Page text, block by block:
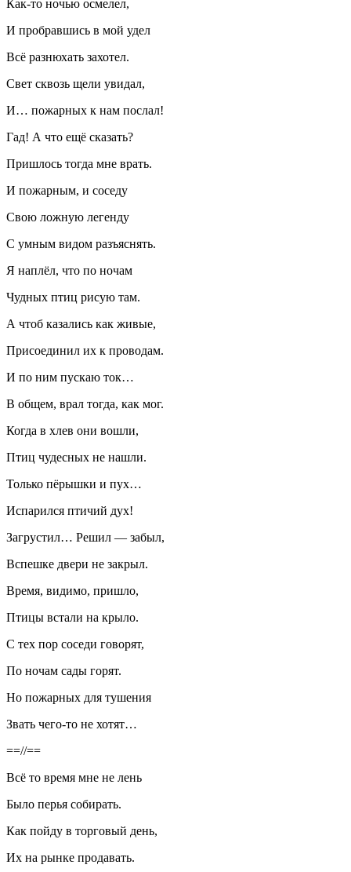
Как-то ночью осмелел,
И пробравшись в мой удел
Всё разнюхать захотел.
Свет сквозь щели увидал,
И… пожарных к нам послал!
Гад! А что ещё сказать?
Пришлось тогда мне врать.
И пожарным, и соседу
Свою ложную легенду
С умным видом разъяснять.
Я наплёл, что по ночам
Чудных птиц рисую там.
А чтоб казались как живые,
Присоединил их к проводам.
И по ним пускаю ток…
В общем, врал тогда, как мог.
Когда в хлев они вошли,
Птиц чудесных не нашли.
Только пёрышки и пух…
Испарился птичий дух!
Загрустил… Решил — забыл,
Вспешке двери не закрыл.
Время, видимо, пришло,
Птицы встали на крыло.
С тех пор соседи говорят,
По ночам сады горят.
Но пожарных для тушения
Звать чего-то не хотят…
==//==
Всё то время мне не лень
Было перья собирать.
Как пойду в торговый день,
Их на рынке продавать.